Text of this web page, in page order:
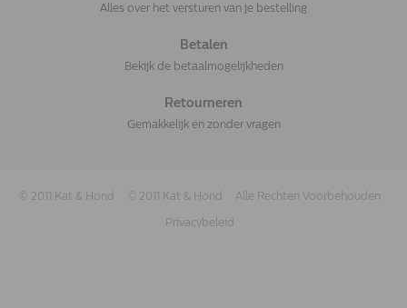
Alles over het versturen van je bestelling
Betalen
Bekijk de betaalmogelijkheden
Retourneren
Gemakkelijk en zonder vragen
© 2011 Kat & Hond © 2011 Kat & Hond Alle Rechten Voorbehouden
Privacybeleid